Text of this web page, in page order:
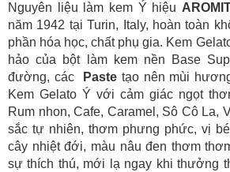
Nguyên liệu làm kem Ý hiệu
năm 1942 tại Turin, Italy, hoàn toàn
phần hóa học, chất phụ gia. Kem
hảo của bột làm kem nền Base
đường, các
Paste tạo nên mùi
Kem Gelato Ý với cảm giác ngọt
Rum nhon, Cafe, Caramel, Sô Cô La,
sắc tự nhiên, thơm phưng phức, vị
cây nhiệt đới, màu nâu đen thơm
sự thích thú, mới lạ ngay khi thưởng